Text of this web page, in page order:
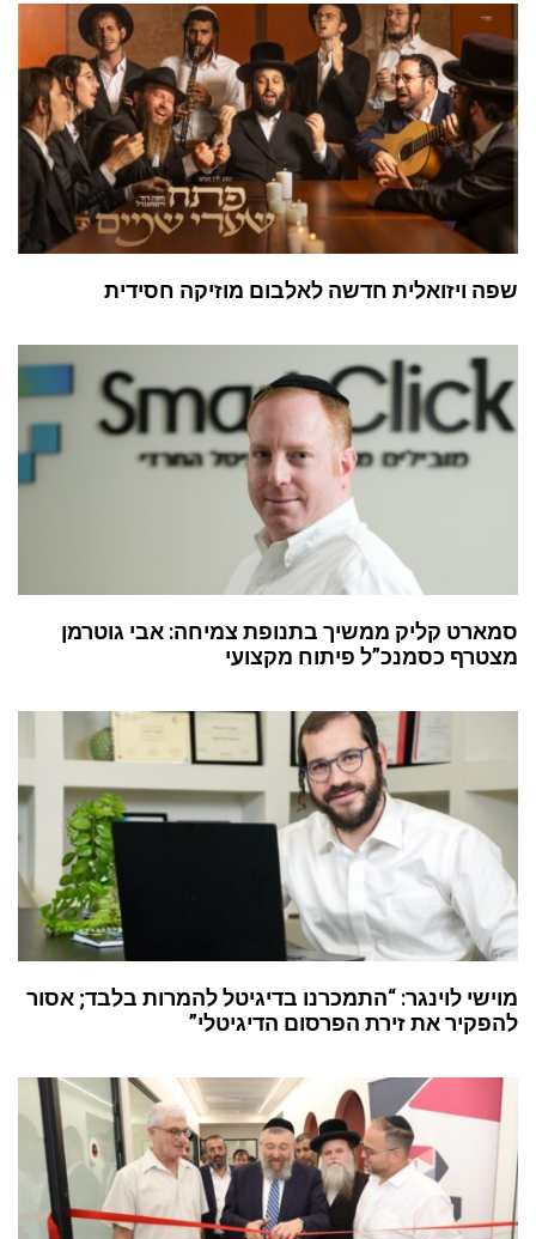
שפה ויזואלית חדשה לאלבום מוזיקה חסידית
סמארט קליק ממשיך בתנופת צמיחה: אבי גוטרמן
מצטרף כסמנכ”ל פיתוח מקצועי
מוישי לוינגר: “התמכרנו בדיגיטל להמרות בלבד; אסור
להפקיר את זירת הפרסום הדיגיטלי”